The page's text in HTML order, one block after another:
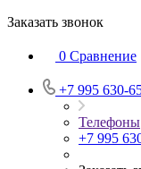
Заказать звонок
0 Сравнение
+7 995 630-
Телефоны
+7 995